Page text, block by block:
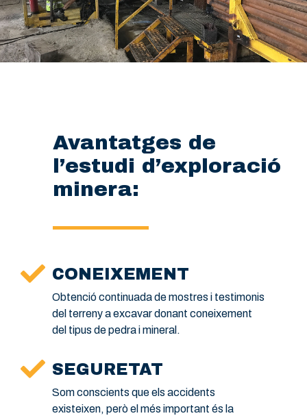
Avantatges de
l’estudi d’exploració
minera:
CONEIXEMENT
Obtenció continuada de mostres i testimonis
del terreny a excavar donant coneixement
del tipus de pedra i mineral.
SEGURETAT
Som conscients que els accidents
existeixen, però el més important és la